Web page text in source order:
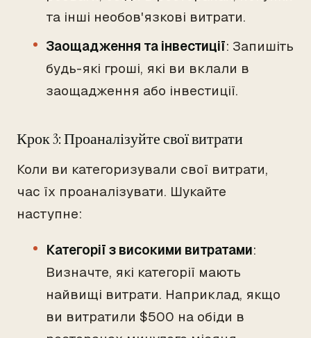
та інші необов'язкові витрати.
Заощадження та інвестиції: Запишіть
будь-які гроші, які ви вклали в
заощадження або інвестиції.
Крок 3: Проаналізуйте свої витрати
Коли ви категоризували свої витрати,
час їх проаналізувати. Шукайте
наступне:
Категорії з високими витратами:
Визначте, які категорії мають
найвищі витрати. Наприклад, якщо
ви витратили $500 на обіди в